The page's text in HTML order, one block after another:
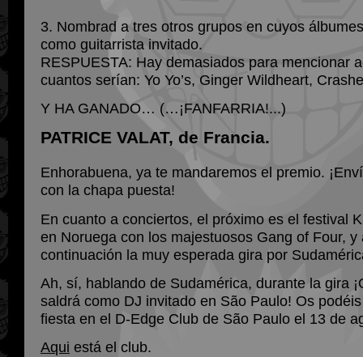
3. Nombrad a tres otros grupos en cuyos
como guitarrista invitado.
RESPUESTA: Hay demasiados para mencionar
cuantos serían: Yo Yo’s, Ginger Wildheart,
Y HA GANADO… (…¡FANFARRIA!...)
PATRICE VALAT, de Francia.
Enhorabuena, ya te mandaremos el premio.
con la chapa puesta!
En cuanto a conciertos, el próximo es el festival
en Noruega con los majestuosos Gang of Four, y
continuación la muy esperada gira por
Ah, sí, hablando de Sudamérica, durante la gira
saldrá como DJ invitado en São Paulo! Os
fiesta en el D-Edge Club de São Paulo el 13 de
Aqui está el club.